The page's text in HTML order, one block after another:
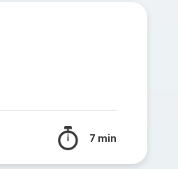
7 min